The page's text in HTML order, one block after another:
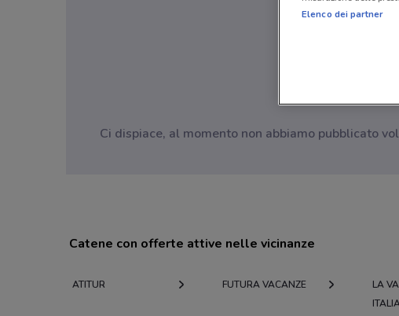
Ci dispiace, al momento non abbiamo pubblicato
Catene con offerte attive nelle vicinanze
ATITUR FUTURA VACANZE
LA
Elenco dei partner